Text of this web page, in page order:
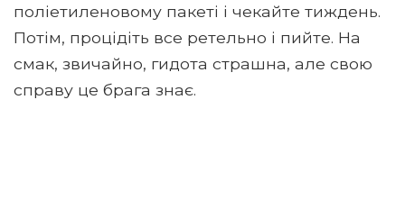
поліетиленовому пакеті і чекайте тиждень.
Потім, процідіть все ретельно і пийте. На
смак, звичайно, гидота страшна, але свою
справу це брага знає.